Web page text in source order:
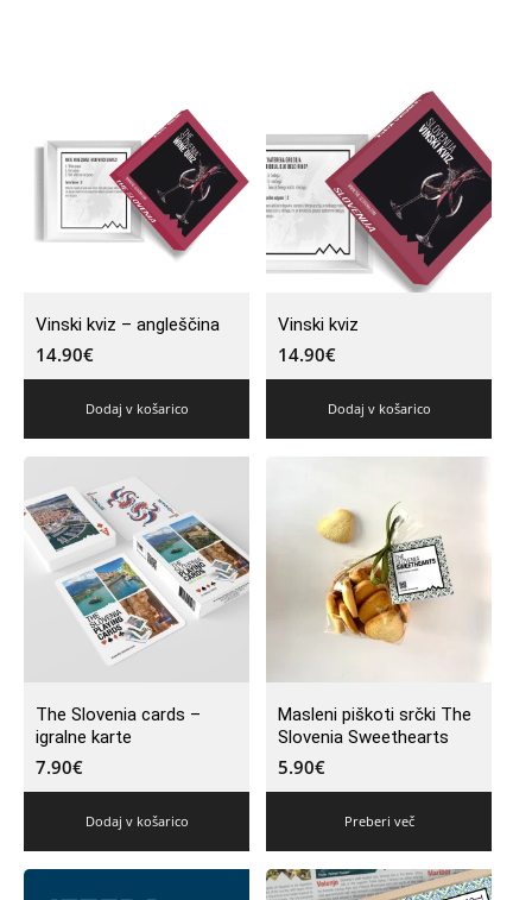
Vinski kviz – angleščina
14.90€
Dodaj v košarico
Vinski kviz
14.90€
Dodaj v košarico
The Slovenia cards –
igralne karte
7.90€
Dodaj v košarico
Masleni piškoti srčki The
Slovenia Sweethearts
5.90€
Preberi več